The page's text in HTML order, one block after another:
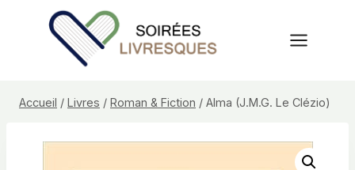
Accueil / Livres / Roman & Fiction / Alma (J.M.G. Le Clézio)